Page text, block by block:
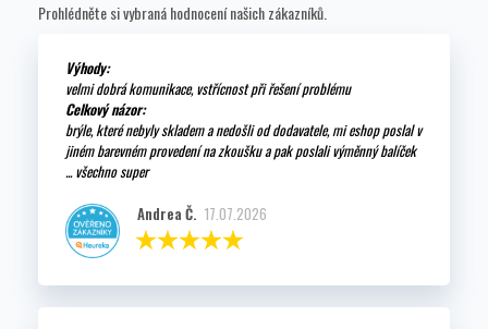
Prohlédněte si vybraná hodnocení našich zákazníků.
Výhody:
velmi dobrá komunikace, vstřícnost při řešení problému
Celkový názor:
brýle, které nebyly skladem a nedošli od dodavatele, mi eshop poslal v
jiném barevném provedení na zkoušku a pak poslali výměnný balíček
... všechno super
Andrea Č. 17.07.2026